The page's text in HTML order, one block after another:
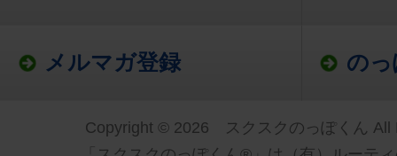
メルマガ登録 の
Copyright © 2026 スクスクのっぽくん All